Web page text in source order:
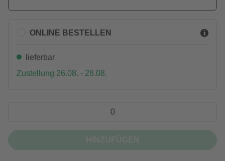
ONLINE BESTELLEN
lieferbar
Zustellung 26.08. - 28.08.